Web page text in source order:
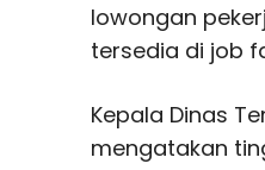
lowongan
tersedia di job
Kepala Dinas
mengatakan